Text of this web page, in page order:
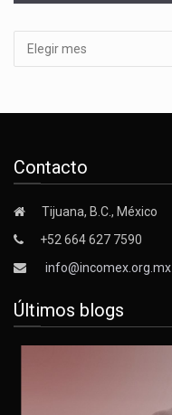
Contacto
Tijuana, B.C., México
+52 664 627 7590
info@incomex.org.mx
Últimos blogs